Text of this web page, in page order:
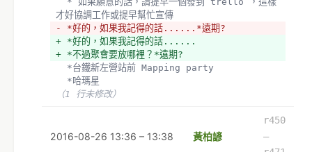
才好協調工作或提早幫忙宣傳
- *好的，如果我記得的話......*遠期?
+ *好的，如果我記得的話......
+ *不過聚會要放哪裡？*遠期?
  *台鐵新左營站前 Mapping party
  *哈瑪星
（1 行未修改）
2016-08-26 13:36 – 13:38 黃柏諺
r450
–